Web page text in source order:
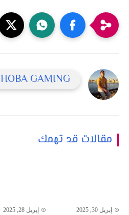
HOBA GAMING
مقالات قد تهمك
إبريل 30, 2025 إبريل 28, 2025